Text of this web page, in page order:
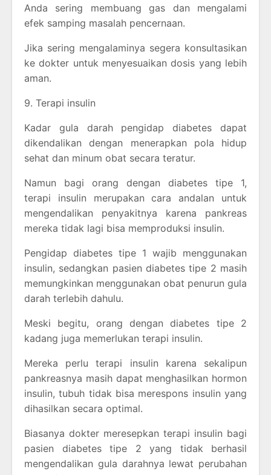
Anda sering membuang gas dan mengalami
efek samping masalah pencernaan.
Jika sering mengalaminya segera konsultasikan
ke dokter untuk menyesuaikan dosis yang lebih
aman.
9. Terapi insulin
Kadar gula darah pengidap diabetes dapat
dikendalikan dengan menerapkan pola hidup
sehat dan minum obat secara teratur.
Namun bagi orang dengan diabetes tipe 1,
terapi insulin merupakan cara andalan untuk
mengendalikan penyakitnya karena pankreas
mereka tidak lagi bisa memproduksi insulin.
Pengidap diabetes tipe 1 wajib menggunakan
insulin, sedangkan pasien diabetes tipe 2 masih
memungkinkan menggunakan obat penurun gula
darah terlebih dahulu.
Meski begitu, orang dengan diabetes tipe 2
kadang juga memerlukan terapi insulin.
Mereka perlu terapi insulin karena sekalipun
pankreasnya masih dapat menghasilkan hormon
insulin, tubuh tidak bisa merespons insulin yang
dihasilkan secara optimal.
Biasanya dokter meresepkan terapi insulin bagi
pasien diabetes tipe 2 yang tidak berhasil
mengendalikan gula darahnya lewat perubahan